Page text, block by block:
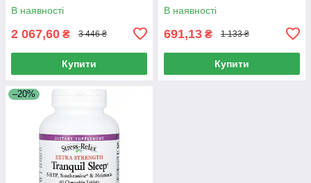
В наявності
2 067,60 ₴ 3 446 ₴
Купити
В наявності
691,13 ₴ 1 133 ₴
Купити
–20%